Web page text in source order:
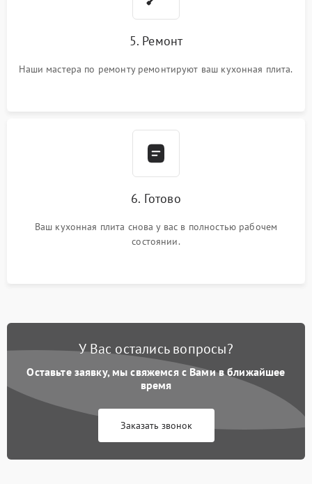
5. Ремонт
Наши мастера по ремонту ремонтируют ваш кухонная плита.
6. Готово
Ваш кухонная плита снова у вас в полностью рабочем
состоянии.
У Вас остались вопросы?
Оставьте заявку, мы свяжемся с Вами в ближайшее
время
Заказать звонок